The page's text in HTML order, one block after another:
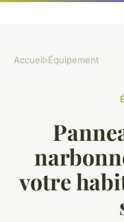
Accueil›Équipement
votre